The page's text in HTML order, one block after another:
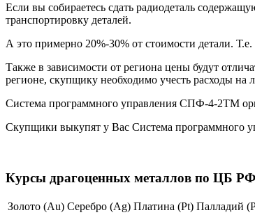
Если вы собираетесь сдать радиодеталь
транспортировку деталей.
А это примерно 20%-30% от стоимости детали.
Также в зависимости от региона цены будут
регионе, скупщику необходимо учесть расходы на
Система программного управления СПФ-4-2ТМ
Скупщики выкупят у Вас Система программного
Курсы драгоценных металлов по ЦБ РФ
Золото (Au) Серебро (Ag) Платина (Pt) Палладий